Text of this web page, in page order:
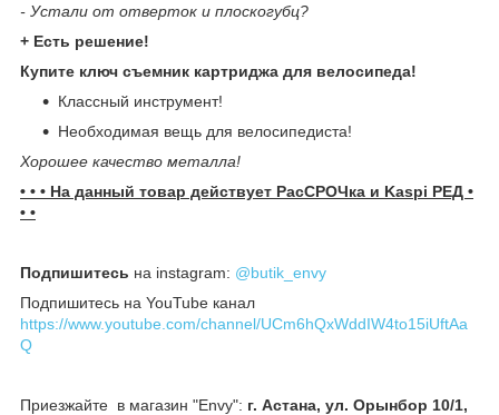
- Устали от отверток и плоскогубц?
+ Есть решение!
Купите ключ съемник картриджа для велосипеда!
Классный инструмент!
Необходимая вещь для велосипедиста!
Хорошее качество металла!
• • • На данный товар действует РасСРОЧка и Kaspi РЕД •
• •
Подпишитесь на instagram: @butik_envy
Подпишитесь на YouTube канал
https://www.youtube.com/channel/UCm6hQxWddIW4to15iUftAa
Q
Приезжайте в магазин "Envy": г. Астана, ул. Орынбор 10/1,